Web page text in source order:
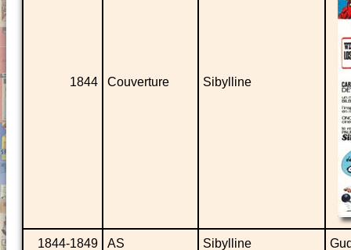
1844 Couverture Sibylline
1844-1849 AS Sibylline